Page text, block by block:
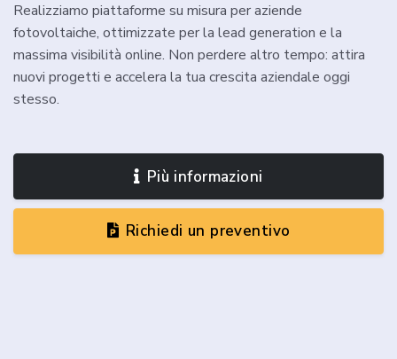
Realizziamo piattaforme su misura per aziende
fotovoltaiche, ottimizzate per la lead generation e la
massima visibilità online. Non perdere altro tempo: attira
nuovi progetti e accelera la tua crescita aziendale oggi
stesso.
Più informazioni
Richiedi un preventivo